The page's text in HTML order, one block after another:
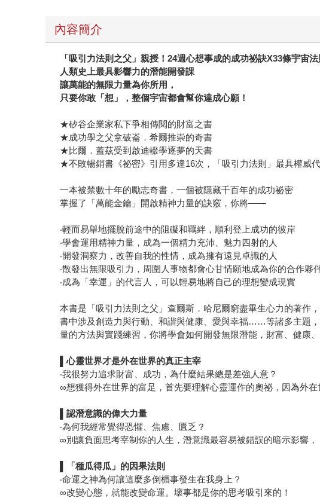
內容簡介
「吸引力法則之父」親授！24週心想事成的成功祕訣X33條宇宙法
人類史上最具影響力的潛能開發課
讓萬能的無限力量為你所用，
只要你敢「想」，整個宇宙都會幫你達成心願！
★矽谷企業家私下爭相傳閱的財富之書
★成功學之父拿破崙．希爾推崇的奇書
★比爾．蓋茲受到啟迪輟學逐夢的天書
★不敗暢銷書《祕密》引用多達16次，「吸引力法則」最具權威
一本被禁數十年的勵志奇書，一個被隱藏千百年的成功祕密
掌握了「萬能金鑰」開啟精神力量的訣竅，你將——
‧輕而易舉地擺脫前途中的阻礙和羈絆，順利登上成功的彼岸
‧學會運用精神力量，成為一個精力充沛、魅力四射的人
‧開發洞察力，改善自我的性情，成為擁有遠見卓識的人
‧散發出無限吸引力，周圍人事物都會心甘情願地成為你的合作夥
‧成為「幸運」的代言人，可以輕易地將自己的理想變成現實
本書是「吸引力法則之父」查爾斯．哈尼爾窮盡畢生心力的著作
書中涉及創造力與行動、和諧與健康、愛與幸福……等諸多主題
量的方法與實踐練習，你將學會如何開發無限潛能，財富、健康、
▌心靈世界才是外在世界的真正主宰
‧我很努力追求財富、成功，為什麼結果總是差強人意？
∞想獲得外在世界的富足，首先要理解心靈運作的奧祕，因為外
▌認潛意識的偉大力量
‧為何我經常覺得恐懼、焦慮、匱乏？
∞別讓負面思考宰制你的人生，潛意識最容易被錯誤的暗示影響，
「種瓜得瓜」的因果法則
‧命運之神為何讓這麼多倒楣事發生在我身上？
∞改變心態，就能改變命運。壞事都是你的思考吸引來的！